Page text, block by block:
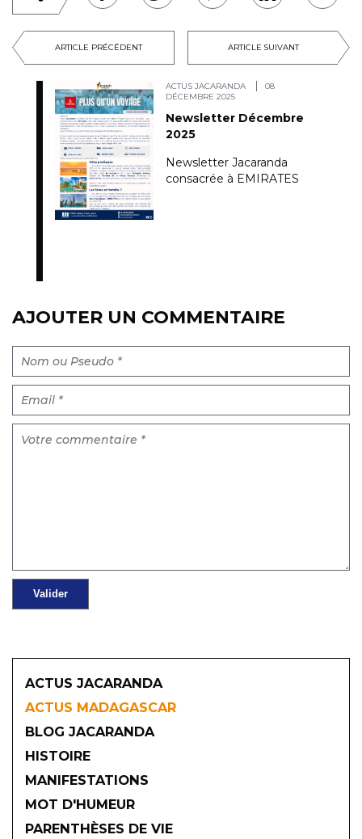
ARTICLE PRÉCÉDENT ARTICLE SUIVANT
ACTUS JACARANDA
08
DÉCEMBRE 2025
Newsletter Décembre
2025
Newsletter Jacaranda
consacrée à EMIRATES
AJOUTER UN COMMENTAIRE
ACTUS JACARANDA
ACTUS MADAGASCAR
BLOG JACARANDA
HISTOIRE
MANIFESTATIONS
MOT D'HUMEUR
PARENTHÈSES DE VIE